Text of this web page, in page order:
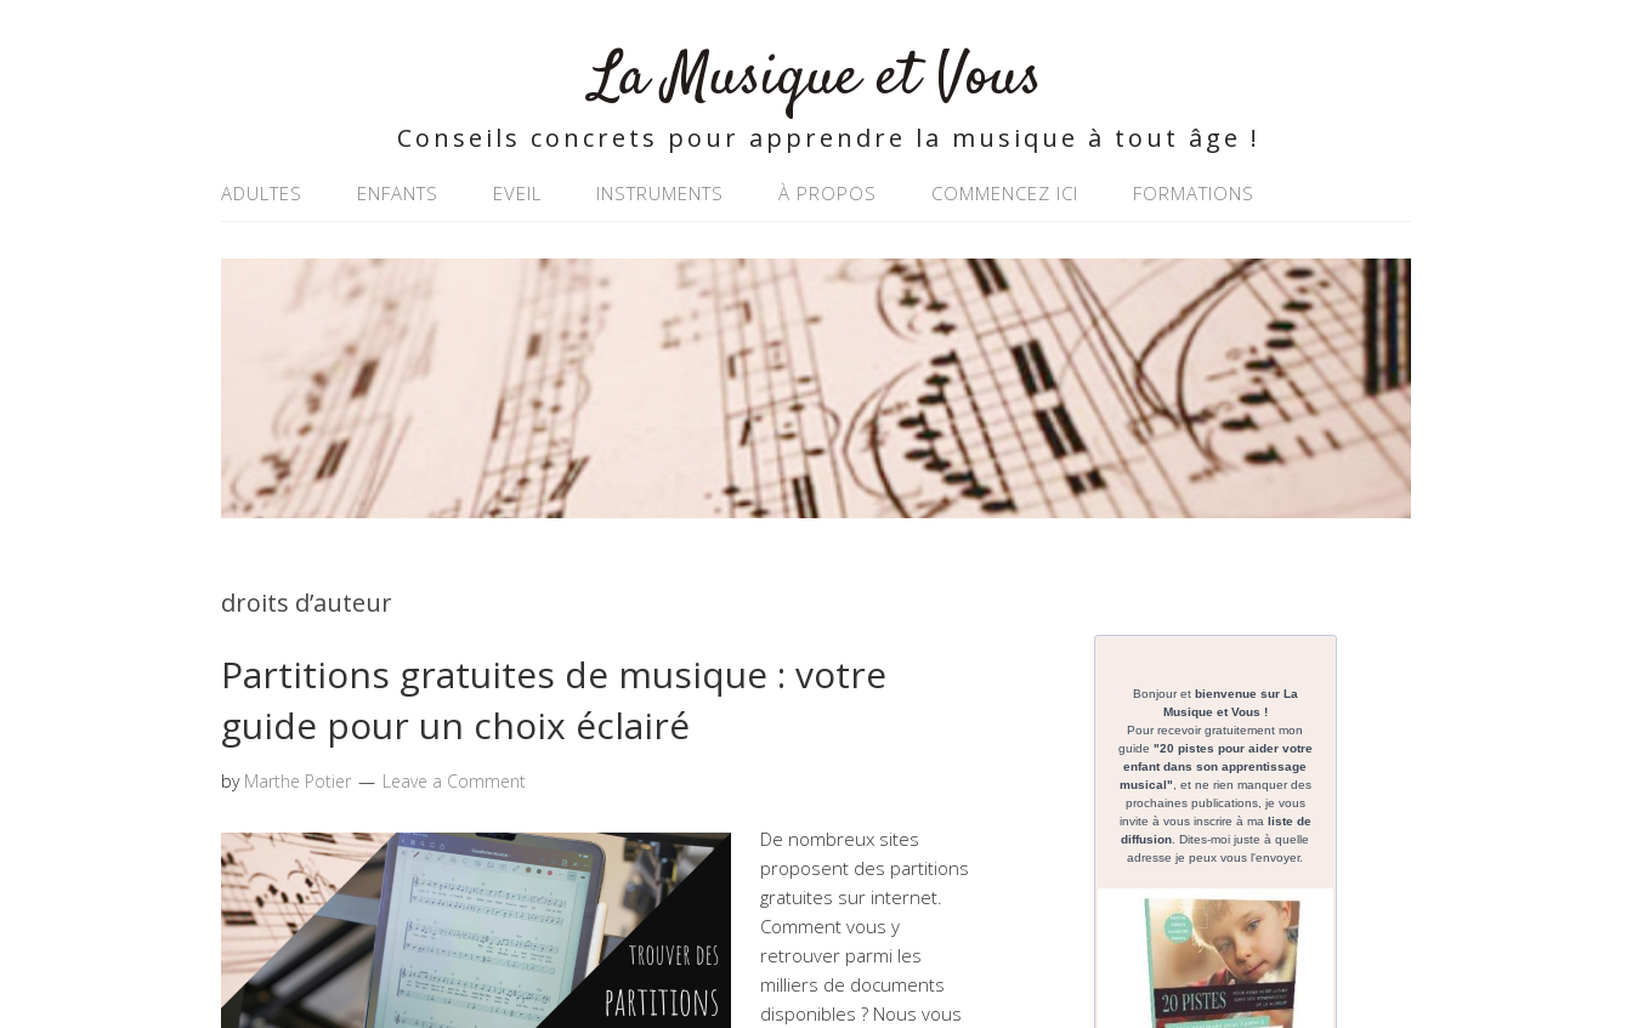
La Musique et Vous
Conseils concrets pour apprendre la musique à tout âge !
ADULTES ENFANTS EVEIL INSTRUMENTS À PROPOS COMMENCEZ ICI FORMATIONS
droits d’auteur
Partitions gratuites de musique : votre
guide pour un choix éclairé
by Marthe Potier Leave a Comment
De nombreux sites
proposent des partitions
gratuites sur internet.
Comment vous y
retrouver parmi les
milliers de documents
disponibles ? Nous vous